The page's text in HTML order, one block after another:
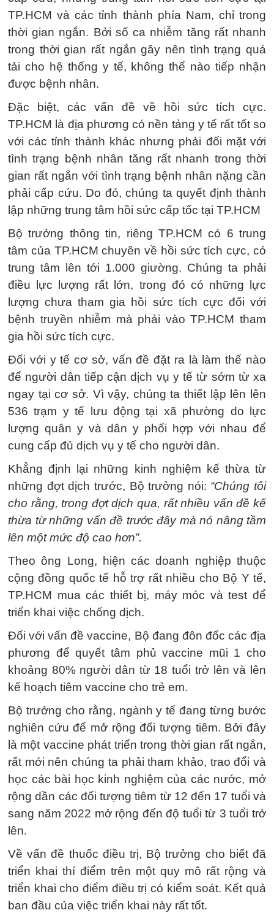
TP.HCM và các tỉnh thành phía Nam, chỉ trong
thời gian ngắn. Bởi số ca nhiễm tăng rất nhanh
trong thời gian rất ngắn gây nên tình trạng quá
tải cho hệ thống y tế, không thể nào tiếp nhận
được bệnh nhân.
Đặc biệt, các vấn đề về hồi sức tích cực.
TP.HCM là địa phương có nền tảng y tế rất tốt so
với các tỉnh thành khác nhưng phải đối mặt với
tình trạng bệnh nhân tăng rất nhanh trong thời
gian rất ngắn với tình trạng bệnh nhân nặng cần
phải cấp cứu. Do đó, chúng ta quyết định thành
lập những trung tâm hồi sức cấp tốc tại TP.HCM
Bộ trưởng thông tin, riêng TP.HCM có 6 trung
tâm của TP.HCM chuyên về hồi sức tích cực, có
trung tâm lên tới 1.000 giường. Chúng ta phải
điều lực lượng rất lớn, trong đó có những lực
lượng chưa tham gia hồi sức tích cực đối với
bệnh truyền nhiễm mà phải vào TP.HCM tham
gia hồi sức tích cực.
Đối với y tế cơ sở, vấn đề đặt ra là làm thế nào
để người dân tiếp cận dịch vụ y tế từ sớm từ xa
ngay tại cơ sở. Vì vậy, chúng ta thiết lập lên lên
536 trạm y tế lưu động tại xã phường do lực
lượng quân y và dân y phối hợp với nhau để
cung cấp đủ dịch vụ y tế cho người dân.
Khẳng định lại những kinh nghiệm kế thừa từ
những đợt dịch trước, Bộ trưởng nói: “Chúng tôi
cho rằng, trong đợt dịch qua, rất nhiều vấn đề kế
thừa từ những vấn đề trước đây mà nó nâng tầm
lên một mức độ cao hơn”.
Theo ông Long, hiện các doanh nghiệp thuộc
cộng đồng quốc tế hỗ trợ rất nhiều cho Bộ Y tế,
TP.HCM mua các thiết bị, máy móc và test để
triển khai việc chống dịch.
Đối với vấn đề vaccine, Bộ đang đôn đốc các địa
phương để quyết tâm phủ vaccine mũi 1 cho
khoảng 80% người dân từ 18 tuổi trở lên và lên
kế hoạch tiêm vaccine cho trẻ em.
Bộ trưởng cho rằng, ngành y tế đang từng bước
nghiên cứu để mở rộng đối tượng tiêm. Bởi đây
là một vaccine phát triển trong thời gian rất ngắn,
rất mới nên chúng ta phải tham khảo, trao đổi và
học các bài học kinh nghiệm của các nước, mở
rộng dần các đối tượng tiêm từ 12 đến 17 tuổi và
sang năm 2022 mở rộng đến độ tuổi từ 3 tuổi trở
lên.
Về vấn đề thuốc điều trị, Bộ trưởng cho biết đã
triển khai thí điểm trên một quy mô rất rộng và
triển khai cho điểm điều trị có kiểm soát. Kết quả
ban đầu của việc triển khai này rất tốt.